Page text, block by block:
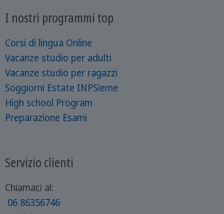
I nostri programmi top
Corsi di lingua Online
Vacanze studio per adulti
Vacanze studio per ragazzi
Soggiorni Estate INPSieme
High school Program
Preparazione Esami
Servizio clienti
Chiamaci al:
06 86356746